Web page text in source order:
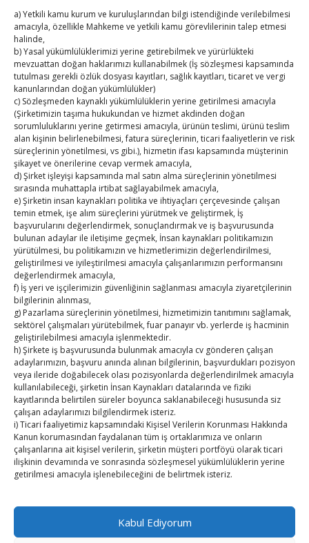
a) Yetkili kamu kurum ve kuruluşlarından bilgi istendiğinde verilebilmesi
amacıyla, özellikle Mahkeme ve yetkili kamu görevlilerinin talep etmesi
halinde,
b) Yasal yükümlülüklerimizi yerine getirebilmek ve yürürlükteki
mevzuattan doğan haklarımızı kullanabilmek (İş sözleşmesi kapsamında
tutulması gerekli özlük dosyası kayıtları, sağlık kayıtları, ticaret ve vergi
kanunlarından doğan yükümlülükler)
c) Sözleşmeden kaynaklı yükümlülüklerin yerine getirilmesi amacıyla
(Şirketimizin taşıma hukukundan ve hizmet akdinden doğan
sorumluluklarını yerine getirmesi amacıyla, ürünün teslimi, ürünü teslim
alan kişinin belirlenebilmesi, fatura süreçlerinin, ticari faaliyetlerin ve risk
süreçlerinin yönetilmesi, vs gibi.), hizmetin ifası kapsamında müşterinin
şikayet ve önerilerine cevap vermek amacıyla,
d) Şirket işleyişi kapsamında mal satın alma süreçlerinin yönetilmesi
sırasında muhattapla irtibat sağlayabilmek amacıyla,
e) Şirketin insan kaynakları politika ve ihtiyaçları çerçevesinde çalışan
temin etmek, işe alım süreçlerini yürütmek ve geliştirmek, İş
başvurularını değerlendirmek, sonuçlandırmak ve iş başvurusunda
bulunan adaylar ile iletişime geçmek, İnsan kaynakları politikamızın
yürütülmesi, bu politikamızın ve hizmetlerimizin değerlendirilmesi,
geliştirilmesi ve iyileştirilmesi amacıyla çalışanlarımızın performansını
değerlendirmek amacıyla,
f) İş yeri ve işçilerimizin güvenliğinin sağlanması amacıyla ziyaretçilerinin
bilgilerinin alınması,
g) Pazarlama süreçlerinin yönetilmesi, hizmetimizin tanıtımını sağlamak,
sektörel çalışmaları yürütebilmek, fuar panayır vb. yerlerde iş hacminin
geliştirilebilmesi amacıyla işlenmektedir.
h) Şirkete iş başvurusunda bulunmak amacıyla cv gönderen çalışan
adaylarımızın, başvuru anında alınan bilgilerinin, başvurdukları pozisyon
veya ileride doğabilecek olası pozisyonlarda değerlendirilmek amacıyla
kullanılabileceği, şirketin İnsan Kaynakları datalarında ve fiziki
kayıtlarında belirtilen süreler boyunca saklanabileceği hususunda siz
çalışan adaylarımızı bilgilendirmek isteriz.
i) Ticari faaliyetimiz kapsamındaki Kişisel Verilerin Korunması Hakkında
Kanun korumasından faydalanan tüm iş ortaklarımıza ve onların
çalışanlarına ait kişisel verilerin, şirketin müşteri portföyü olarak ticari
ilişkinin devamında ve sonrasında sözleşmesel yükümlülüklerin yerine
getirilmesi amacıyla işlenebileceğini de belirtmek isteriz.
isteriz.
Öncelikle kişisel verileriniz Şirketimiz ile güvendedir. Bu verilerinizi 3.
Kişiler ile açık rızanız olmadan paylaşmamaktayız.
Kabul Ediyorum
1
2
3
4 5 6 7 8
9
10
11 12 13 14 15
16
17
18 19 20 21 22
23
24
25 26 27
31
« Tem
E-BÜLTEN
Kasaba Ekonomi Dergisi
TOBB HABER
TUTSO İktisadi Durum Raporu
Hisarcıklıoğlu ICCD Genel Sekreteri Khalawi ile görüştü
Kahramanmaraş Ticaret ve Sanayi Odası’nın yeni
binası hizmete açıldı
Diren ailesine taziye ziyareti
Hisarcıklıoğlu, Ardahan Üniversitesi Rektörü Prof. Dr.
Emiroğlu’nu kabul etti
Hisarcıklıoğlu Muğla İl/İlçe Oda / Borsa Meclis Üyeleri
ile buluştu